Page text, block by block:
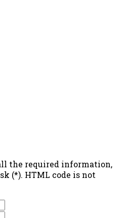
the required information,
(*). HTML code is not